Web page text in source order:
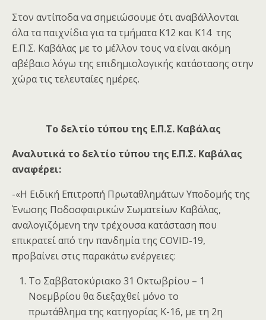
Στον αντίποδα να σημειώσουμε ότι αναβάλλονται
όλα τα παιχνίδια για τα τμήματα Κ12 και Κ14 της
Ε.Π.Σ. Καβάλας με το μέλλον τους να είναι ακόμη
αβέβαιο λόγω της επιδημιολογικής κατάστασης στην
χώρα τις τελευταίες ημέρες.
Το δελτίο τύπου της Ε.Π.Σ. Καβάλας
Αναλυτικά το δελτίο τύπου της Ε.Π.Σ. Καβάλας
αναφέρει:
-«Η Ειδική Επιτροπή Πρωταθλημάτων Υποδομής της
Ένωσης Ποδοσφαιρικών Σωματείων Καβάλας,
αναλογιζόμενη την τρέχουσα κατάσταση που
επικρατεί από την πανδημία της COVID-19,
προβαίνει στις παρακάτω ενέργειες:
Το Σαββατοκύριακο 31 Οκτωβρίου – 1
Νοεμβρίου θα διεξαχθεί μόνο το
πρωτάθλημα της κατηγορίας Κ-16, με τη 2η